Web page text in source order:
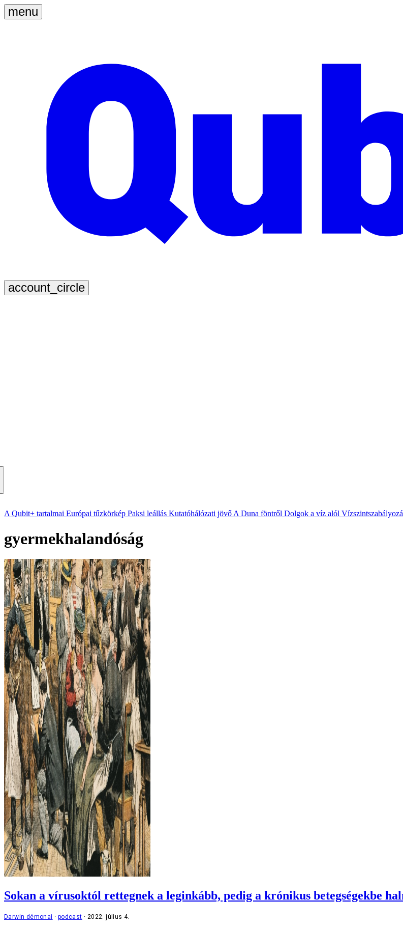
A Qubit+ tartalmai Európai tűzkörkép Paksi leállás Kutatóhálózati jövő A Duna föntről Dolgok a víz alól
gyermekhalandóság
Sokan a vírusoktól rettegnek a leginkább, pedig a krónikus betegségekbe
Darwin démonai podcast 2022. július 4.